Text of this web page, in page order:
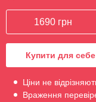
1690 грн
Купити для себе
Ціни не
Враження